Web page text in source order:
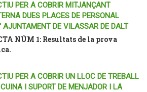
PER A COBRIR MITJANÇANT
DUES PLACES DE PERSONAL
AJUNTAMENT DE VILASSAR DE DALT
NÚM 1: Resultats de la prova
PER A COBRIR UN LLOC DE TREBALL
I SUPORT DE MENJADOR I LA